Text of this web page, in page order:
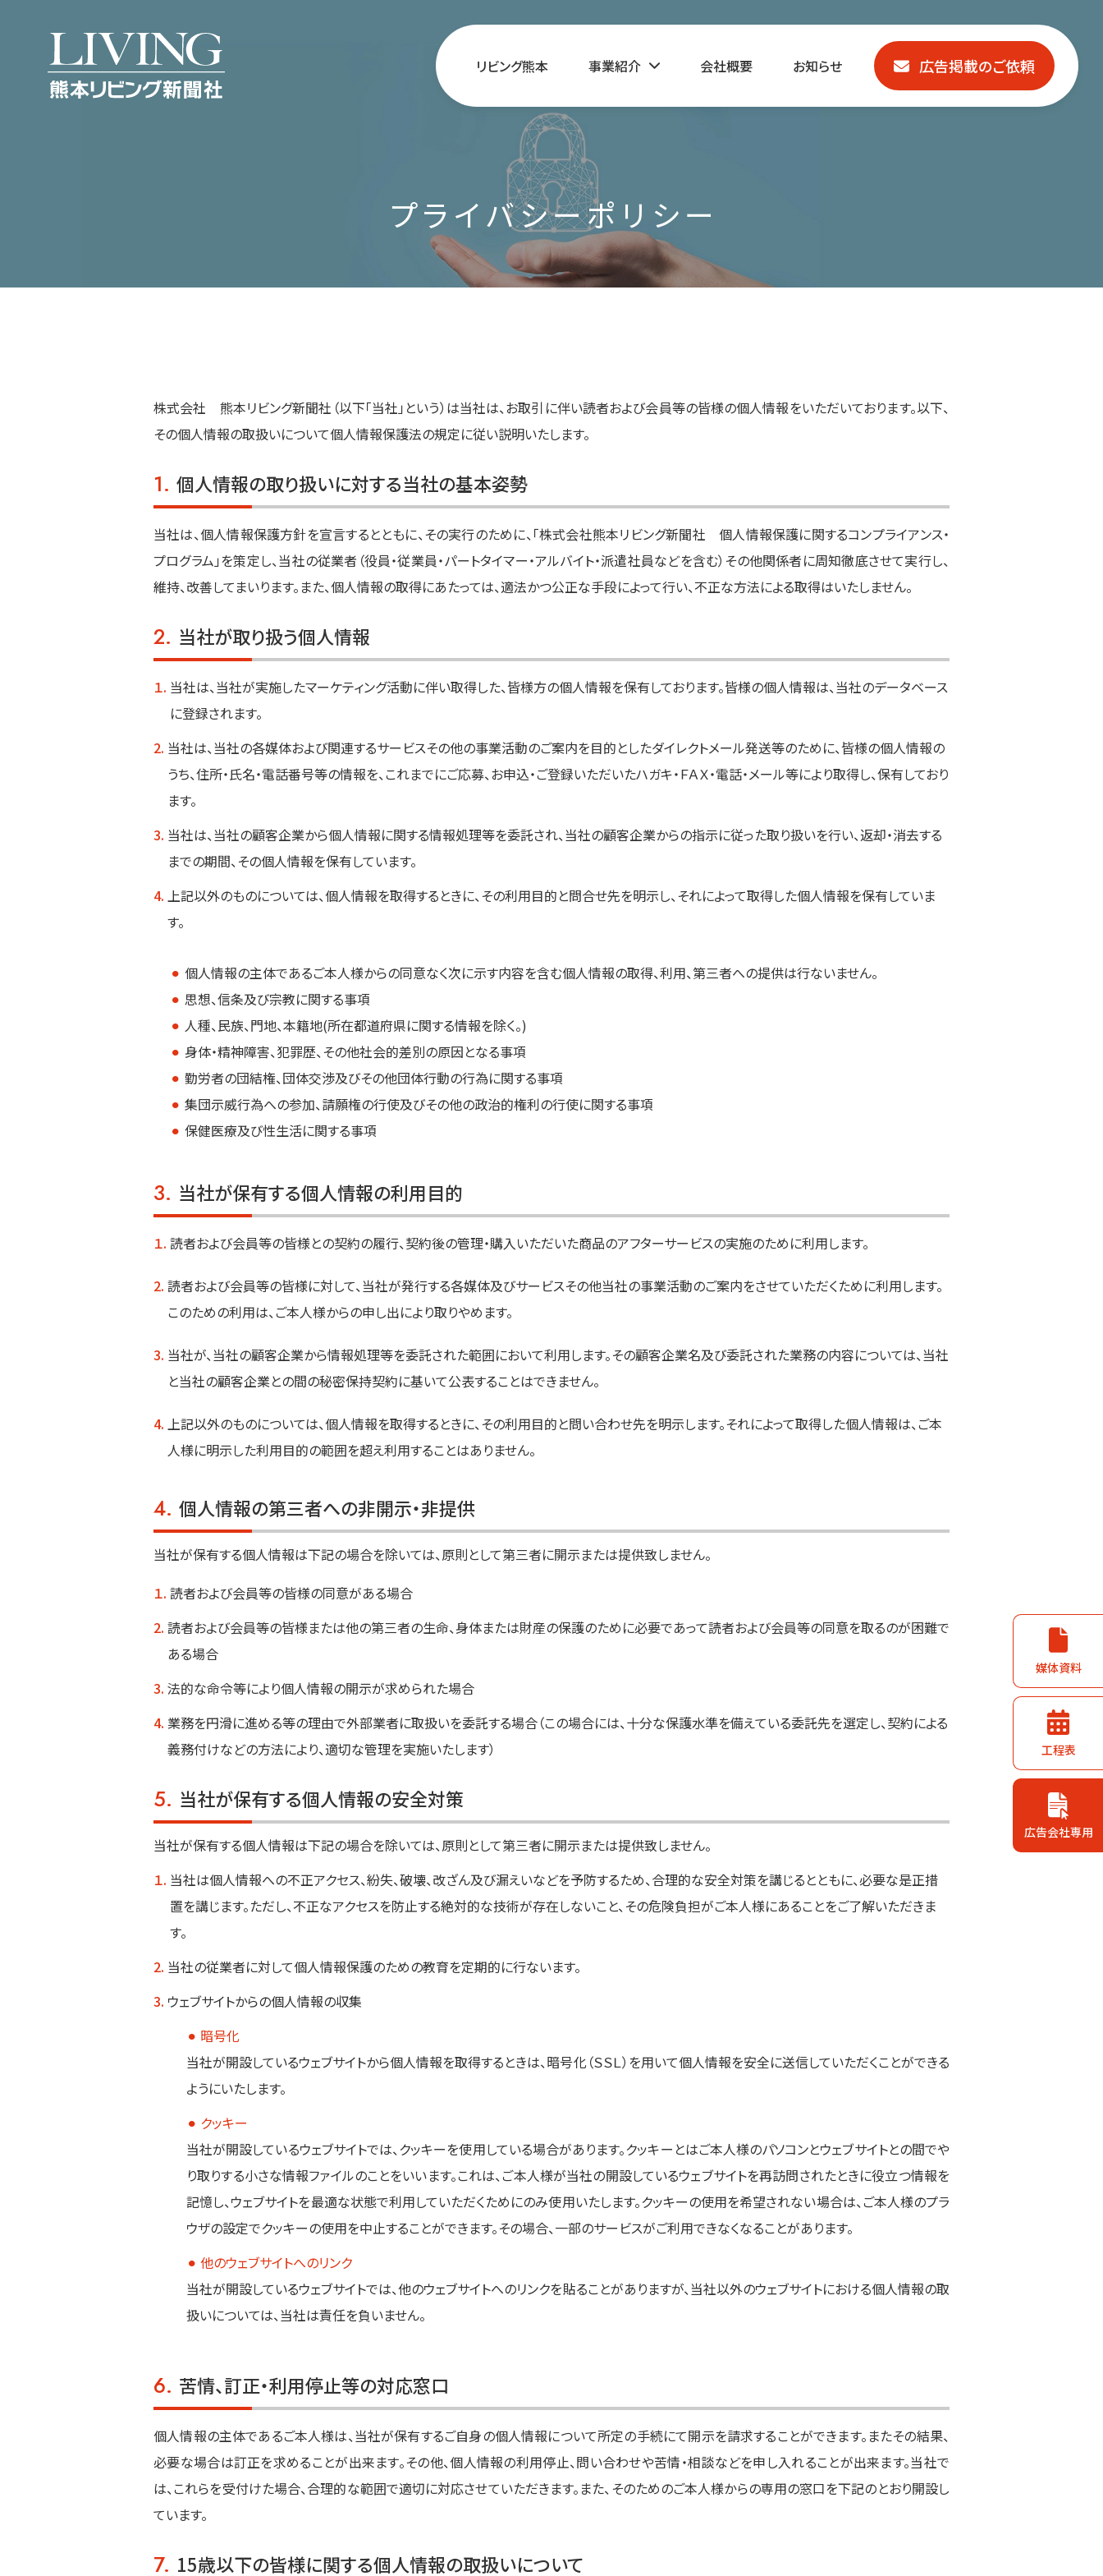
熊本リビング新聞社
リビング熊本
事業紹介 会社概要 お知らせ 広告掲載のご依頼
媒体資料
工程表
広告会社専用
プライバシーポリシー
株式会社 熊本リビング新聞社（以下「当社」という）は当社は、お取引に伴い読者および会員等の皆様の個人情報をいただいております。以下、
その個人情報の取扱いについて個人情報保護法の規定に従い説明いたします。
1. 個人情報の取り扱いに対する当社の基本姿勢
当社は、個人情報保護方針を宣言するとともに、その実行のために、「株式会社熊本リビング新聞社 個人情報保護に関するコンプライアンス・
プログラム」を策定し、当社の従業者（役員・従業員・パートタイマー・アルバイト・派遣社員などを含む）その他関係者に周知徹底させて実行し、
維持、改善してまいります。また、個人情報の取得にあたっては、適法かつ公正な手段によって行い、不正な方法による取得はいたしません。
2. 当社が取り扱う個人情報
１. 当社は、当社が実施したマーケティング活動に伴い取得した、皆様方の個人情報を保有しております。皆様の個人情報は、当社のデータベース
に登録されます。
2. 当社は、当社の各媒体および関連するサービスその他の事業活動のご案内を目的としたダイレクトメール発送等のために、皆様の個人情報の
うち、住所・氏名・電話番号等の情報を、これまでにご応募、お申込・ご登録いただいたハガキ・ＦＡＸ・電話・メール等により取得し、保有しており
ます。
3. 当社は、当社の顧客企業から個人情報に関する情報処理等を委託され、当社の顧客企業からの指示に従った取り扱いを行い、返却・消去する
までの期間、その個人情報を保有しています。
4. 上記以外のものについては、個人情報を取得するときに、その利用目的と問合せ先を明示し、それによって取得した個人情報を保有していま
す。
⚫︎ 個人情報の主体であるご本人様からの同意なく次に示す内容を含む個人情報の取得、利用、第三者への提供は行ないません。
⚫︎ 思想、信条及び宗教に関する事項
⚫︎ 人種、民族、門地、本籍地(所在都道府県に関する情報を除く。)
⚫︎ 身体・精神障害、犯罪歴、その他社会的差別の原因となる事項
⚫︎ 勤労者の団結権、団体交渉及びその他団体行動の行為に関する事項
⚫︎ 集団示威行為への参加、請願権の行使及びその他の政治的権利の行使に関する事項
⚫︎ 保健医療及び性生活に関する事項
3. 当社が保有する個人情報の利用目的
１. 読者および会員等の皆様との契約の履行、契約後の管理・購入いただいた商品のアフターサービスの実施のために利用します。
2. 読者および会員等の皆様に対して、当社が発行する各媒体及びサービスその他当社の事業活動のご案内をさせていただくために利用します。
このための利用は、ご本人様からの申し出により取りやめます。
3. 当社が、当社の顧客企業から情報処理等を委託された範囲において利用します。その顧客企業名及び委託された業務の内容については、当社
と当社の顧客企業との間の秘密保持契約に基いて公表することはできません。
4. 上記以外のものについては、個人情報を取得するときに、その利用目的と問い合わせ先を明示します。それによって取得した個人情報は、ご本
人様に明示した利用目的の範囲を超え利用することはありません。
4. 個人情報の第三者への非開示・非提供
当社が保有する個人情報は下記の場合を除いては、原則として第三者に開示または提供致しません。
１. 読者および会員等の皆様の同意がある場合
2. 読者および会員等の皆様または他の第三者の生命、身体または財産の保護のために必要であって読者および会員等の同意を取るのが困難で
ある場合
3. 法的な命令等により個人情報の開示が求められた場合
4. 業務を円滑に進める等の理由で外部業者に取扱いを委託する場合（この場合には、十分な保護水準を備えている委託先を選定し、契約による
義務付けなどの方法により、適切な管理を実施いたします）
5. 当社が保有する個人情報の安全対策
当社が保有する個人情報は下記の場合を除いては、原則として第三者に開示または提供致しません。
１. 当社は個人情報への不正アクセス、紛失、破壊、改ざん及び漏えいなどを予防するため、合理的な安全対策を講じるとともに、必要な是正措
置を講じます。ただし、不正なアクセスを防止する絶対的な技術が存在しないこと、その危険負担がご本人様にあることをご了解いただきま
す。
2. 当社の従業者に対して個人情報保護のための教育を定期的に行ないます。
3. ウェブサイトからの個人情報の収集
⚫︎ 暗号化
当社が開設しているウェブサイトから個人情報を取得するときは、暗号化（ＳＳＬ）を用いて個人情報を安全に送信していただくことができる
ようにいたします。
⚫︎ クッキー
当社が開設しているウェブサイトでは、クッキーを使用している場合があります。クッキーとはご本人様のパソコンとウェブサイトとの間でや
り取りする小さな情報ファイルのことをいいます。これは、ご本人様が当社の開設しているウェブサイトを再訪問されたときに役立つ情報を
記憶し、ウェブサイトを最適な状態で利用していただくためにのみ使用いたします。クッキーの使用を希望されない場合は、ご本人様のプラ
ウザの設定でクッキーの使用を中止することができます。その場合、一部のサービスがご利用できなくなることがあります。
⚫︎ 他のウェブサイトへのリンク
当社が開設しているウェブサイトでは、他のウェブサイトへのリンクを貼ることがありますが、当社以外のウェブサイトにおける個人情報の取
扱いについては、当社は責任を負いません。
6. 苦情、訂正・利用停止等の対応窓口
個人情報の主体であるご本人様は、当社が保有するご自身の個人情報について所定の手続にて開示を請求することができます。またその結果、
必要な場合は訂正を求めることが出来ます。その他、個人情報の利用停止、問い合わせや苦情・相談などを申し入れることが出来ます。当社で
は、これらを受付けた場合、合理的な範囲で適切に対応させていただきます。また、そのためのご本人様からの専用の窓口を下記のとおり開設し
ています。
7. 15歳以下の皆様に関する個人情報の取扱いについて